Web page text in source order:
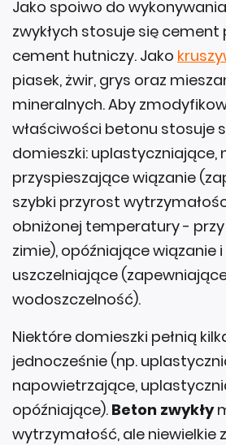
Jako spoiwo do
zwykłych stosuje się
cement hutniczy. Jako
piasek, żwir, grys oraz
mineralnych. Aby
właściwości betonu stosuje
domieszki: uplastyczniające,
przyspieszające wiązanie
szybki przyrost
obniżonej temperatury -
zimie), opóźniające wiązanie
uszczelniające
wodoszczelność).
Niektóre domieszki pełnią
jednocześnie (np.
napowietrzające,
opóźniające). Beton zwykły
wytrzymałość, ale niewielkie